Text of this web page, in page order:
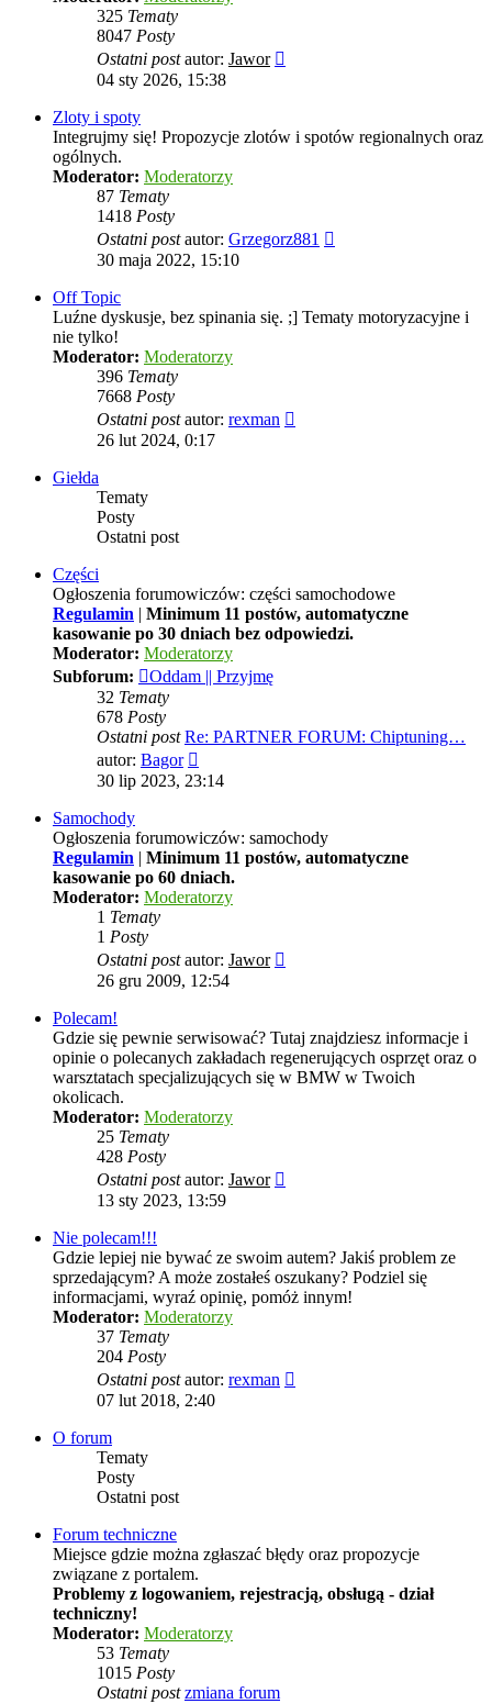
325 Tematy
8047 Posty
Ostatni postautor: Jawor
04 sty 2026, 15:38
Zloty i spoty
Integrujmy się! Propozycje zlotów i spotów regionalnych oraz
ogólnych.
Moderator: Moderatorzy
87 Tematy
1418 Posty
Ostatni postautor: Grzegorz881
30 maja 2022, 15:10
Off Topic
Luźne dyskusje, bez spinania się. ;] Tematy motoryzacyjne i
nie tylko!
Moderator: Moderatorzy
396 Tematy
7668 Posty
Ostatni postautor: rexman
26 lut 2024, 0:17
Giełda
Tematy
Posty
Ostatni post
Części
Ogłoszenia forumowiczów: części samochodowe
Regulamin | Minimum 11 postów, automatyczne
kasowanie po 30 dniach bez odpowiedzi.
Moderator: Moderatorzy
Subforum:
Oddam || Przyjmę
32 Tematy
678 Posty
Ostatni post Re: PARTNER FORUM: Chiptuning…
autor: Bagor
najnowszy
30 lip 2023, 23:14
Samochody
Ogłoszenia forumowiczów: samochody
Regulamin | Minimum 11 postów, automatyczne
kasowanie po 60 dniach.
Moderator: Moderatorzy
1 Tematy
1 Posty
Ostatni postautor: Jawor
26 gru 2009, 12:54
Polecam!
Gdzie się pewnie serwisować? Tutaj znajdziesz informacje i
opinie o polecanych zakładach regenerujących osprzęt oraz o
warsztatach specjalizujących się w BMW w Twoich
okolicach.
Moderator: Moderatorzy
25 Tematy
428 Posty
Ostatni postautor: Jawor
13 sty 2023, 13:59
Nie polecam!!!
Gdzie lepiej nie bywać ze swoim autem? Jakiś problem ze
sprzedającym? A może zostałeś oszukany? Podziel się
informacjami, wyraź opinię, pomóż innym!
Moderator: Moderatorzy
37 Tematy
204 Posty
Ostatni postautor: rexman
07 lut 2018, 2:40
O forum
Tematy
Posty
Ostatni post
Forum techniczne
Miejsce gdzie można zgłaszać błędy oraz propozycje
związane z portalem.
Problemy z logowaniem, rejestracją, obsługą - dział
techniczny!
Moderator: Moderatorzy
53 Tematy
1015 Posty
Ostatni post zmiana forum